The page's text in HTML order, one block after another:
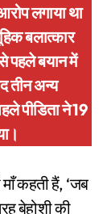
लगाया था
बलात्कार
पहले बयान में
तीन अन्य
पीडिता ने 19
कहती हैं, ‘जब
बेहोशी की